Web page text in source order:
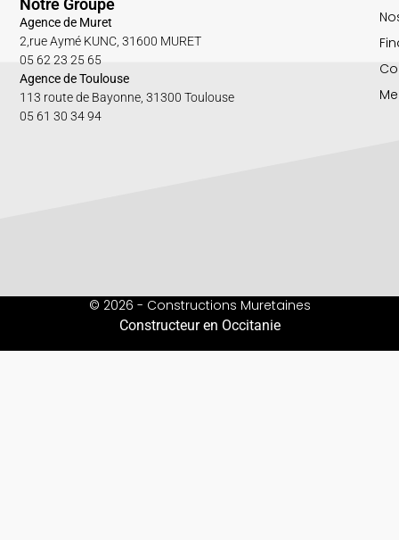
Notre Groupe
Agence de Muret
2,rue Aymé KUNC, 31600 MURET
05 62 23 25 65
Agence de Toulouse
113 route de Bayonne, 31300 Toulouse
05 61 30 34 94
© 2026 - Constructions Muretaines
Constructeur en Occitanie